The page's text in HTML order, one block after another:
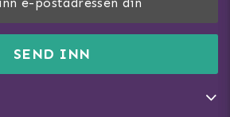
SEND INN
av Purefun Org. nr: 918582711